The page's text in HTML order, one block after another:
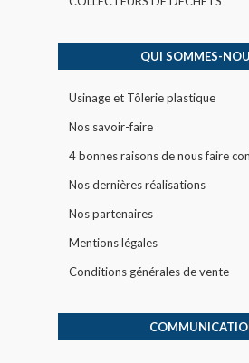
QUI SOMMES-
Usinage et Tôlerie plastique
Nos savoir-faire
4 bonnes raisons de nous faire
Nos dernières réalisations
Nos partenaires
Mentions légales
Conditions générales de vente